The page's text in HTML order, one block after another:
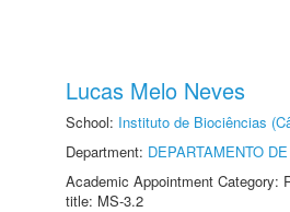
Lucas Melo Neves
School: Instituto de Biociências
Department: DEPARTAMENTO
Academic Appointment Category:
title: MS-3.2